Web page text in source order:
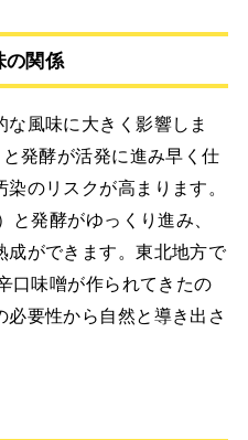
の関係
風味に大きく影響しま
発酵が活発に進み早く仕
のリスクが高まります。
発酵がゆっくり進み、
ができます。東北地方で
口味噌が作られてきたの
要性から自然と導き出さ